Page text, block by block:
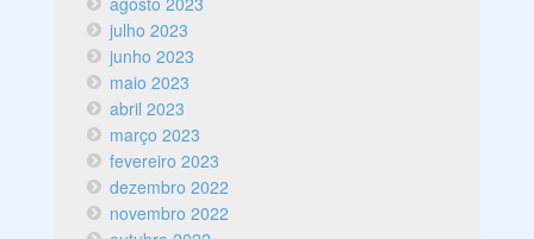
julho 2023
junho 2023
maio 2023
abril 2023
março 2023
fevereiro 2023
dezembro 2022
novembro 2022